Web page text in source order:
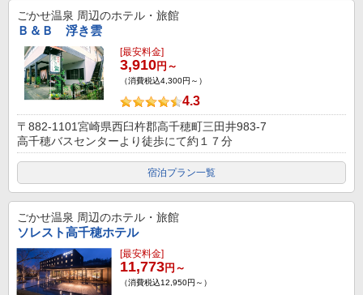
ごかせ温泉 周辺のホテル・旅館
Ｂ＆Ｂ 浮き雲
[最安料金]
3,910円～
（消費税込4,300円～）
4.3
〒882-1101宮崎県西臼杵郡高千穂町三田井983-7
高千穂バスセンターより徒歩にて約１７分
宿泊プラン一覧
ごかせ温泉 周辺のホテル・旅館
ソレスト高千穂ホテル
[最安料金]
11,773円～
（消費税込12,950円～）